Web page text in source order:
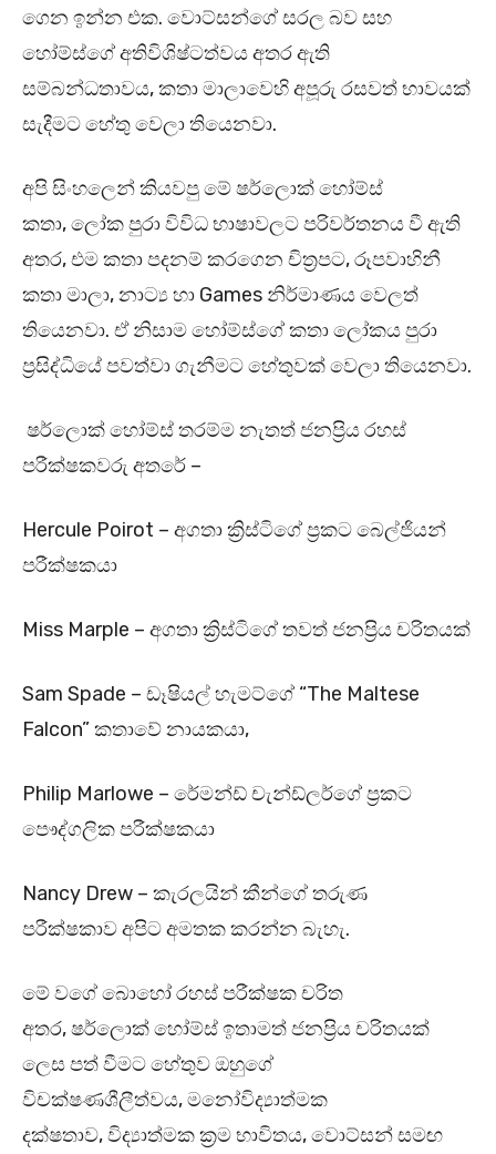
ගෙන ඉන්න එක. වොට්සන්ගේ සරල බව සහ
හෝම්ස්ගේ අතිවිශිෂ්ටත්වය අතර ඇති
සම්බන්ධතාවය, කතා මාලාවෙහි අපූරු රසවත් භාවයක්
සැදීමට හේතු වෙලා තියෙනවා.
අපි සිංහලෙන් කියවපු මේ ෂර්ලොක් හෝම්ස්
කතා, ලෝක පුරා විවිධ භාෂාවලට පරිවර්තනය වී ඇති
අතර, එම කතා පදනම් කරගෙන චිත්‍රපට, රූපවාහිනී
කතා මාලා, නාට්‍ය හා Games නිර්මාණය වෙලත්
තියෙනවා. ඒ නිසාම හෝම්ස්ගේ කතා ලෝකය පුරා
ප්‍රසිද්ධියේ පවත්වා ගැනීමට හේතුවක් වෙලා තියෙනවා.
ෂර්ලොක් හෝම්ස් තරම්ම නැතත් ජනප්‍රිය රහස්
පරීක්ෂකවරු අතරේ –
Hercule Poirot – අගතා ක්‍රිස්ටිගේ ප්‍රකට බෙල්ජියන්
පරීක්ෂකයා
Miss Marple – අගතා ක්‍රිස්ටිගේ තවත් ජනප්‍රිය චරිතයක්
Sam Spade – ඩෑෂියල් හැමට්ගේ “The Maltese
Falcon” කතාවේ නායකයා,
Philip Marlowe – රේමන්ඩ් චැන්ඩ්ලර්ගේ ප්‍රකට
පෞද්ගලික පරීක්ෂකයා
Nancy Drew – කැරලයින් කීන්ගේ තරුණ
පරීක්ෂකාව අපිට අමතක කරන්න බැහැ.
මේ වගේ බොහෝ රහස් පරීක්ෂක චරිත
අතර, ෂර්ලොක් හෝම්ස් ඉතාමත් ජනප්‍රිය චරිතයක්
ලෙස පත් වීමට හේතුව ඔහුගේ
විචක්ෂණශීලීත්වය, මනෝවිද්‍යාත්මක
දක්ෂතාව, විද්‍යාත්මක ක්‍රම භාවිතය, වොට්සන් සමඟ